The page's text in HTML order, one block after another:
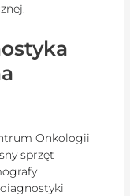
Onkologii
sprzęt